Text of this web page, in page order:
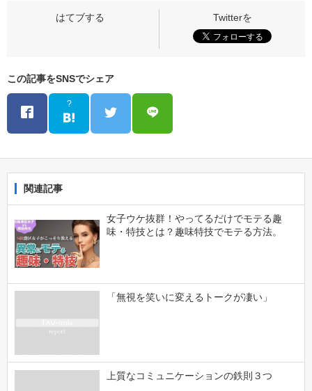
この記事をSNSでシェア
?
関連記事
女子ウケ抜群！やってるだけでモテる趣
味・特技とは？趣味特技でモテる方法。
「無視を笑いに変えるトークが凄い」
上質なコミュニケーションの鉄則３つ